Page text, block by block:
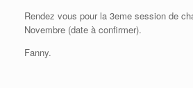
Rendez vous pour la 3eme session de
Novembre (date à confirmer).
Fanny.